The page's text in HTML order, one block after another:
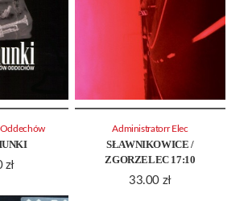
zł
SŁAWNIKOWICE /
ZGORZELEC 17:10
33.00 zł
Administratorr Elec